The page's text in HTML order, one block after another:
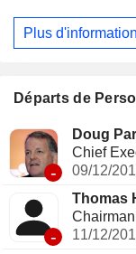
gamme de
installations et
et de
comprennent
Inc., PSA Airlines,
Plus
Départs de
-
Doug
Chief
09/12/
-
Thomas
Chairman
11/12/